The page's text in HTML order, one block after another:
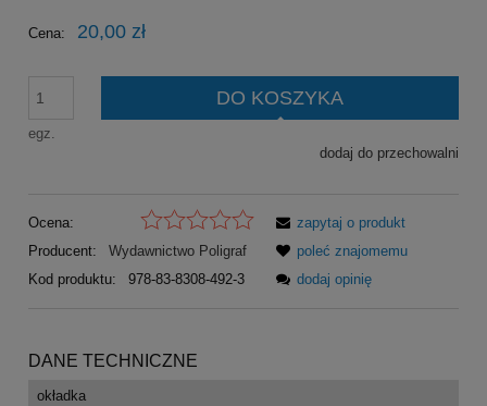
Cena: 20,00 zł
egz.
DO KOSZYKA
dodaj do przechowalni
Ocena:
Producent:
Wydawnictwo Poligraf
Kod produktu:
978-83-8308-492-3
zapytaj o produkt
poleć znajomemu
dodaj opinię
DANE TECHNICZNE
okładka